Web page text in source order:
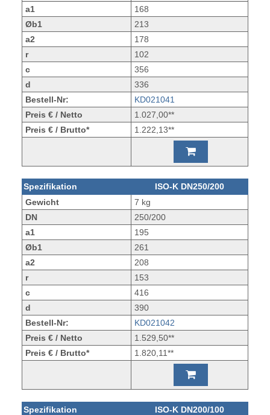
a1
168
Øb1
213
a2
178
r
102
c
356
d
336
Bestell-Nr:
KD021041
Preis € / Netto
1.027,00**
Preis € / Brutto*
1.222,13**
Spezifikation
ISO-K DN250/200
Gewicht
7 kg
DN
250/200
a1
195
Øb1
261
a2
208
r
153
c
416
d
390
Bestell-Nr:
KD021042
Preis € / Netto
1.529,50**
Preis € / Brutto*
1.820,11**
Spezifikation ISO-K DN200/100